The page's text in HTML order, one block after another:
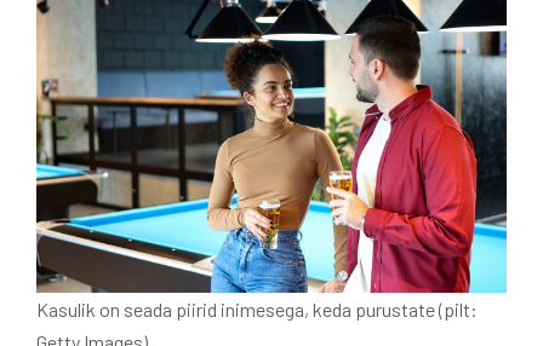
Kasulik on seada piirid inimesega, keda purustate (pilt: